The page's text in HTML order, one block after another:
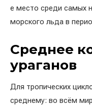
е место среди самых
морского льда в
Среднее
ураганов
Для тропических
среднему: во всём